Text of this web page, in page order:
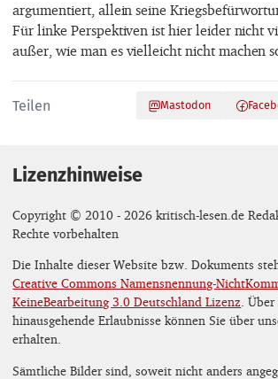
argumentiert, allein seine
Für linke Perspektiven ist hier leider nicht
außer, wie man es vielleicht nicht machen
Teilen Mastodon
Lizenzhinweise
Copyright © 2010 - 2026 kritisch-lesen.de
Rechte vorbehalten
Die Inhalte dieser Website bzw. Dokuments
Creative Commons Namensnennung-
KeineBearbeitung 3.0 Deutschland Lizenz .
hinausgehende Erlaubnisse können Sie über
erhalten.
Sämtliche Bilder sind, soweit nicht anders